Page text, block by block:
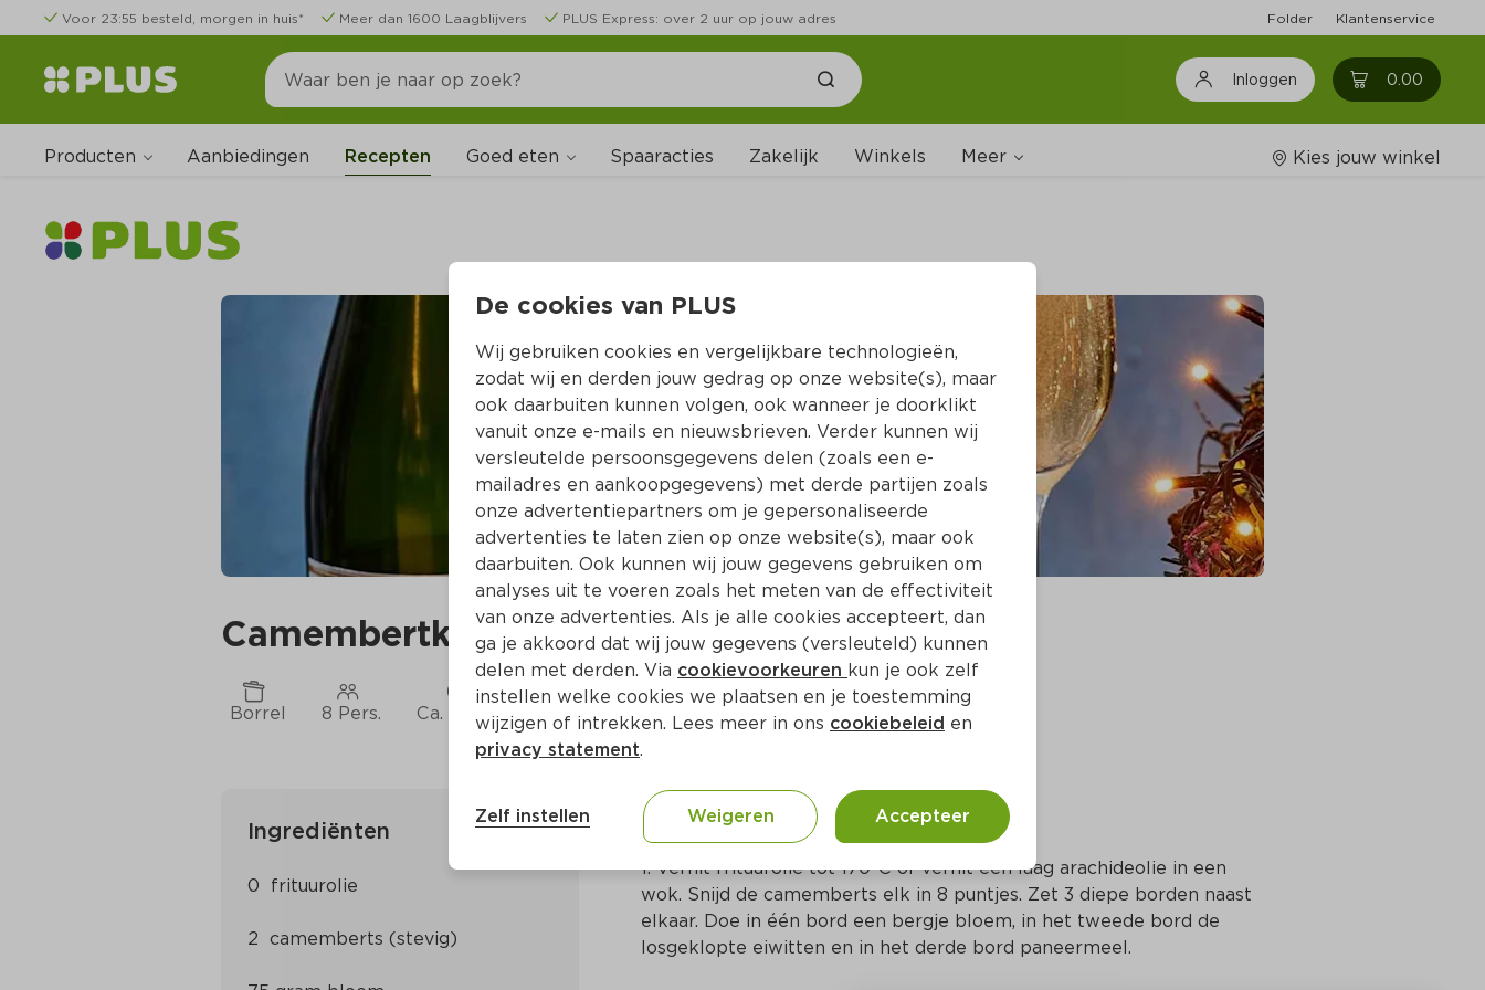
Voor 23:55 besteld, morgen in huis* Meer dan 1600 Laagblijvers PLUS Express: over 2 uur op jouw adres Folder Klantenservice
Inloggen 0.00 0
Producten Aanbiedingen Recepten Goed eten Spaaracties Zakelijk Winkels Meer
Wijnshop
Boodschappenlijstjes
Kies jouw winkel
Camembertkroketjes
Borrel 8 Pers. Ca. 25 Min Frans
Ingrediënten
Bereidingswijze
1. Verhit frituurolie tot 170ºC of verhit een laag arachideolie in een
wok. Snijd de camemberts elk in 8 puntjes. Zet 3 diepe borden naast
elkaar. Doe in één bord een bergje bloem, in het tweede bord de
losgeklopte eiwitten en in het derde bord paneermeel.
De cookies van PLUS
Wij gebruiken cookies en vergelijkbare technologieën,
zodat wij en derden jouw gedrag op onze website(s), maar
ook daarbuiten kunnen volgen, ook wanneer je doorklikt
vanuit onze e-mails en nieuwsbrieven. Verder kunnen wij
versleutelde persoonsgegevens delen (zoals een e-
mailadres en aankoopgegevens) met derde partijen zoals
onze advertentiepartners om je gepersonaliseerde
advertenties te laten zien op onze website(s), maar ook
daarbuiten. Ook kunnen wij jouw gegevens gebruiken om
analyses uit te voeren zoals het meten van de effectiviteit
van onze advertenties. Als je alle cookies accepteert, dan
ga je akkoord dat wij jouw gegevens (versleuteld) kunnen
delen met derden. Via cookievoorkeuren kun je ook zelf
instellen welke cookies we plaatsen en je toestemming
wijzigen of intrekken. Lees meer in ons cookiebeleid en
privacy statement.
Zelf instellen Weigeren Accepteer